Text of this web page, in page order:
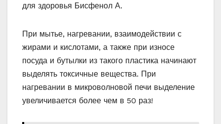
для здоровья Бисфенол А.
При мытье, нагревании, взаимодействии с
жирами и кислотами, а также при износе
посуда и бутылки из такого пластика начинают
выделять токсичные вещества. При
нагревании в микроволновой печи выделение
увеличивается более чем в 50 раз!